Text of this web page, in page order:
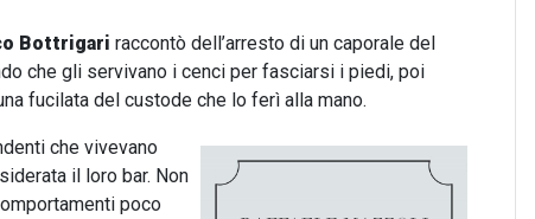
Bottrigari raccontò dell’arresto di un caporale del
che gli servivano i cenci per fasciarsi i piedi, poi
fucilata del custode che lo ferì alla mano.
che vivevano
il loro bar. Non
poco